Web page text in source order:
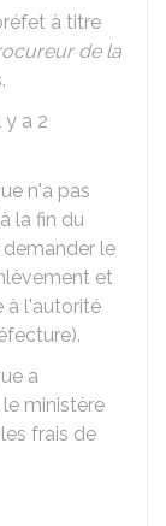
à titre
de la
.
y a 2
n'a pas
la fin du
le
et
à l'autorité
a
ministère
frais de